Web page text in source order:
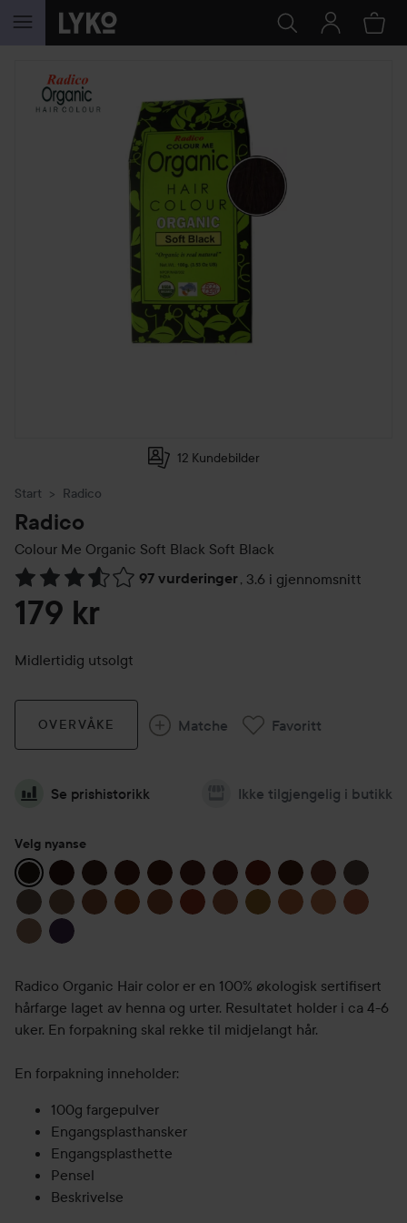
GÅ TIL INNHOLD
12 Kundebilder
Start Radico
Radico
Colour Me Organic Soft Black Soft Black
97 vurderinger, 3.6 i gjennomsnitt
Gå til Vurderinger & anmeldelser
179 kr
Midlertidig utsolgt
OVERVÅKE Matche Favoritt
Se prishistorikk Ikke tilgjengelig i butikk
Velg nyanse
Radico Organic Hair color er en 100% økologisk sertifisert
hårfarge laget av henna og urter. Resultatet holder i ca 4-6
uker. En forpakning skal rekke til midjelangt hår.
En forpakning inneholder:
100g fargepulver
Engangsplasthansker
Engangsplasthette
Pensel
Beskrivelse